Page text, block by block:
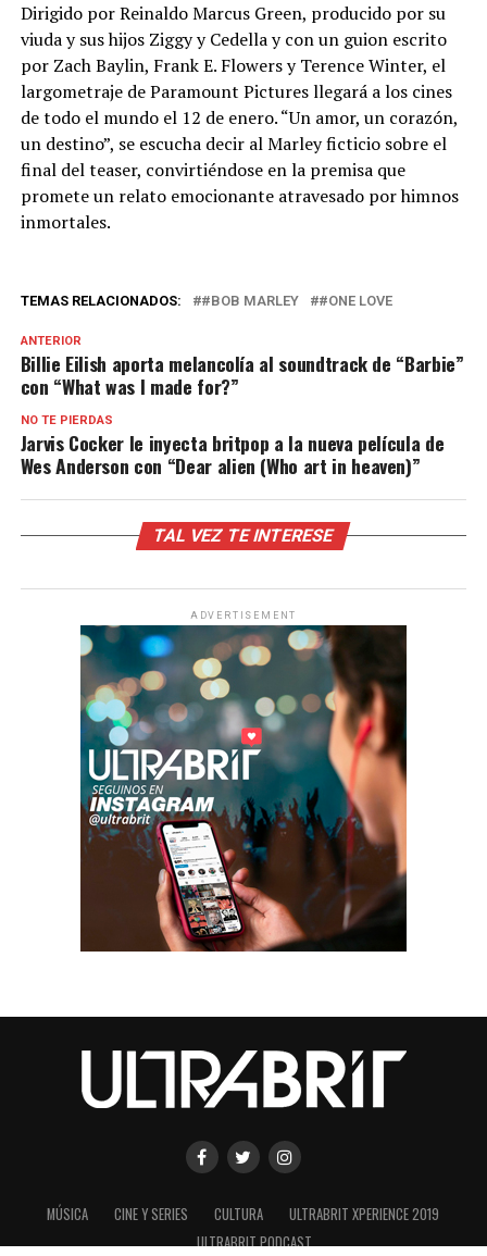
Dirigido por Reinaldo Marcus Green, producido por su
viuda y sus hijos Ziggy y Cedella y con un guion escrito
por Zach Baylin, Frank E. Flowers y Terence Winter, el
largometraje de Paramount Pictures llegará a los cines
de todo el mundo el 12 de enero. “Un amor, un corazón,
un destino”, se escucha decir al Marley ficticio sobre el
final del teaser, convirtiéndose en la premisa que
promete un relato emocionante atravesado por himnos
inmortales.
TEMAS RELACIONADOS: #BOB MARLEY #ONE LOVE
ANTERIOR
Billie Eilish aporta melancolía al soundtrack de “Barbie”
con “What was I made for?”
NO TE PIERDAS
Jarvis Cocker le inyecta britpop a la nueva película de
Wes Anderson con “Dear alien (Who art in heaven)”
TAL VEZ TE INTERESE
ADVERTISEMENT
MÚSICA CINE Y SERIES CULTURA
ULTRABRIT XPERIENCE 2019
ULTRABRIT PODCAST